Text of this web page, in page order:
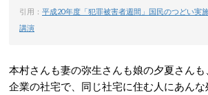
引用： 平成20年度「犯罪被害者週間」国民のつどい
講演
本村さんも妻の弥生さんも娘の夕夏さん
企業の社宅で、同じ社宅に住む人にあんな